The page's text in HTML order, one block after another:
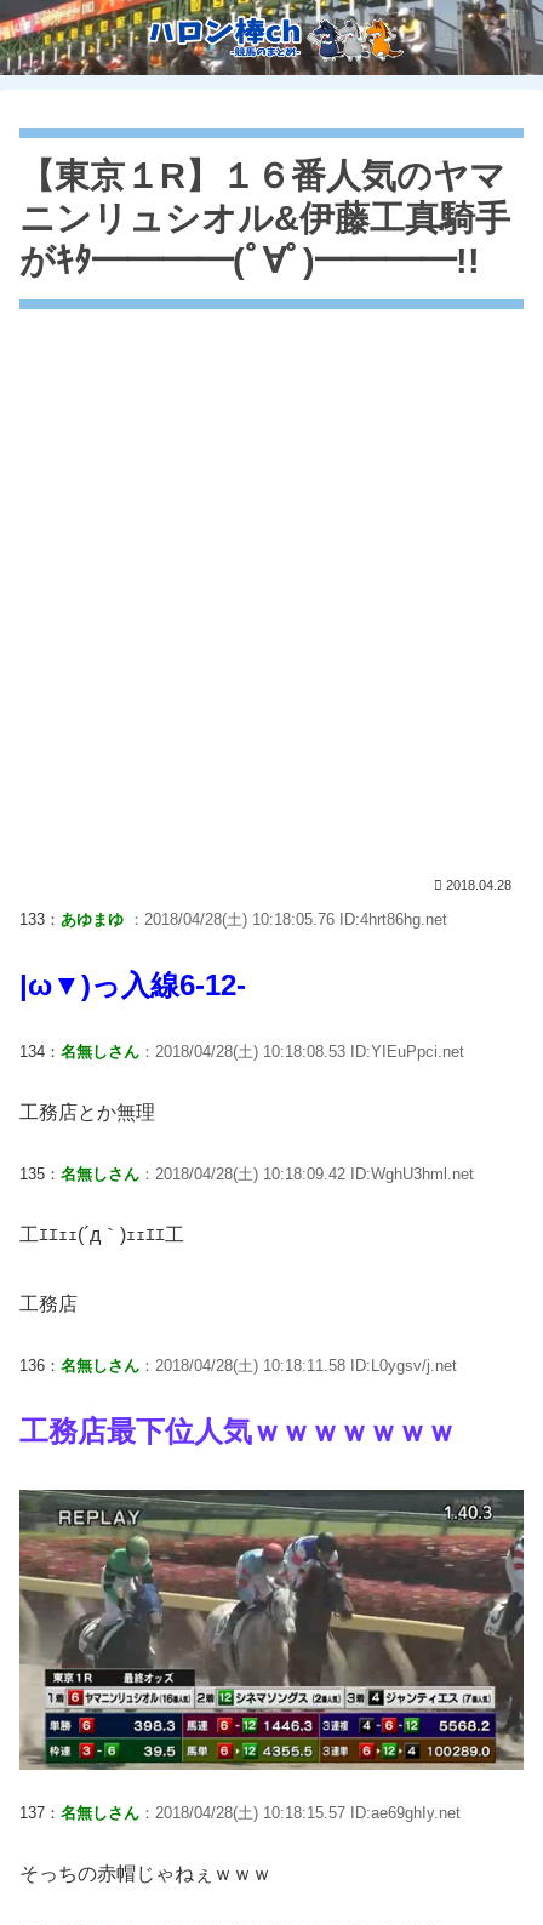
【東京１R】１６番人気のヤマ
ニンリュシオル&伊藤工真騎手
がｷﾀ━━━━(ﾟ∀ﾟ)━━━━!!
2018.04.28
133： あゆまゆ ：2018/04/28(土) 10:18:05.76 ID:4hrt86hg.net
|ω▼)っ入線6-12-
134： 名無しさん ：2018/04/28(土) 10:18:08.53 ID:YIEuPpci.net
工務店とか無理
135： 名無しさん ：2018/04/28(土) 10:18:09.42 ID:WghU3hml.net
工ｴｴｪｪ(´д｀)ｪｪｴｴ工
工務店
136： 名無しさん ：2018/04/28(土) 10:18:11.58 ID:L0ygsv/j.net
工務店最下位人気ｗｗｗｗｗｗｗ
137： 名無しさん ：2018/04/28(土) 10:18:15.57 ID:ae69ghIy.net
そっちの赤帽じゃねぇｗｗｗ